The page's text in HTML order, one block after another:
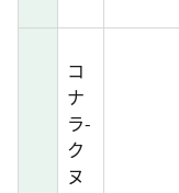
コ
ナ
ラ-
ク
ヌ